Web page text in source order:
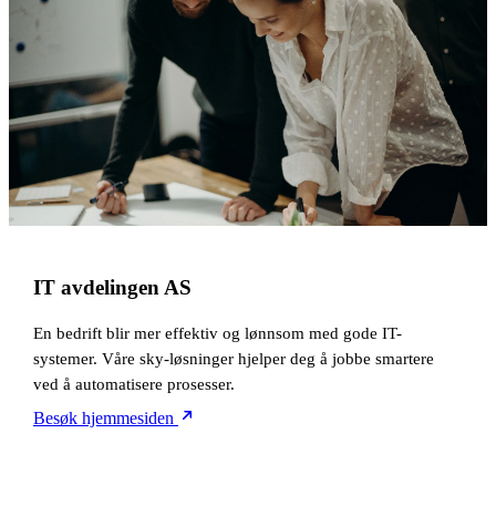
IT avdelingen AS
En bedrift blir mer effektiv og lønnsom med gode IT-
systemer. Våre sky-løsninger hjelper deg å jobbe smartere
ved å automatisere prosesser.
Besøk hjemmesiden